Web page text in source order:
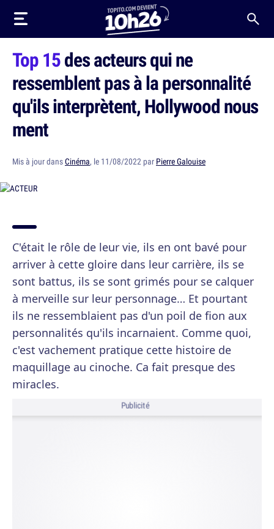
Top 15des acteurs qui ne
ressemblent pas à la personnalité
qu'ils interprètent, Hollywood nous
ment
Mis à jour dansCinéma, le 11/08/2022 par Pierre Galouise
C'était le rôle de leur vie, ils en ont bavé pour
arriver à cette gloire dans leur carrière, ils se
sont battus, ils se sont grimés pour se calquer
à merveille sur leur personnage… Et pourtant
ils ne ressemblaient pas d'un poil de fion aux
personnalités qu'ils incarnaient. Comme quoi,
c'est vachement pratique cette histoire de
maquillage au cinoche. Ca fait presque des
miracles.
Publicité